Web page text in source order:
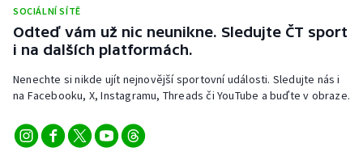
SOCIÁLNÍ SÍTĚ
Odteď vám už nic neunikne. Sledujte ČT sport
i na dalších platformách.
Nenechte si nikde ujít nejnovější sportovní události. Sledujte nás i
na Facebooku, X, Instagramu, Threads či YouTube a buďte v obraze.